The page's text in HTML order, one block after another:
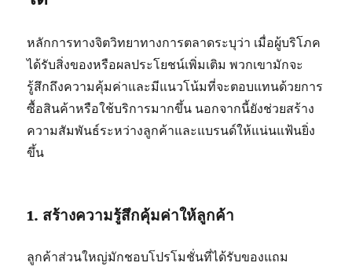
หลักการทางจิตวิทยาทางการตลาดระบุว่า เมื่อผู้บริโภค
ได้รับสิ่งของหรือผลประโยชน์เพิ่มเติม พวกเขามักจะ
รู้สึกถึงความคุ้มค่าและมีแนวโน้มที่จะตอบแทนด้วยการ
ซื้อสินค้าหรือใช้บริการมากขึ้น นอกจากนี้ยังช่วยสร้าง
ความสัมพันธ์ระหว่างลูกค้าและแบรนด์ให้แน่นแฟ้นยิ่ง
ขึ้น
1. สร้างความรู้สึกคุ้มค่าให้ลูกค้า
ลูกค้าส่วนใหญ่มักชอบโปรโมชั่นที่ได้รับของแถม